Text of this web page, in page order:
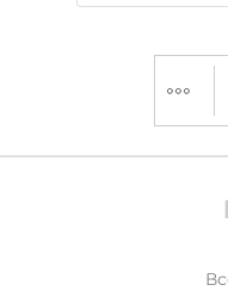
млн рублей.